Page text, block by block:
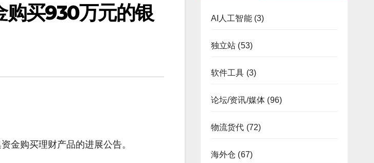
购买930万元的银
金购买理财产品的进展公告。
AI人工智能(3)
独立站 (53)
软件工具 (3)
论坛/资讯/媒体 (96)
物流货代 (72)
海外仓 (67)